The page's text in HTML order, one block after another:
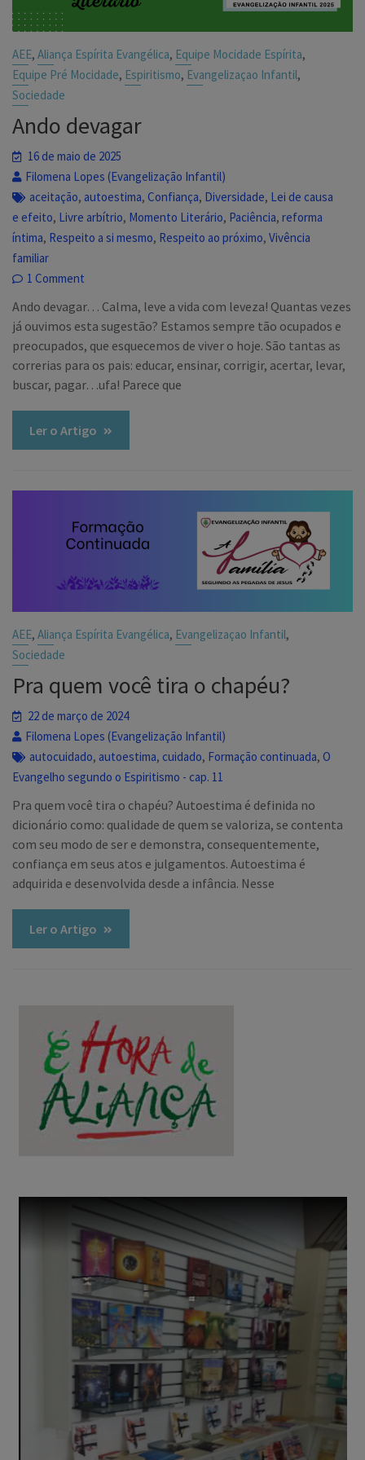
AEE,Aliança Espírita Evangélica, Equipe Mocidade Espírita,
Equipe Pré Mocidade, Espiritismo, Evangelizaçao Infantil,
Sociedade
Ando devagar
16 de maio de 2025
Filomena Lopes (Evangelização Infantil)
aceitação, autoestima,Confiança, Diversidade, Lei de causa
e efeito, Livre arbítrio, Momento Literário, Paciência,reforma
íntima, Respeito a si mesmo, Respeito ao próximo,Vivência
familiar
1 Comment
Ando devagar… Calma, leve a vida com leveza! Quantas vezes
já ouvimos esta sugestão? Estamos sempre tão ocupados e
preocupados, que esquecemos de viver o hoje. São tantas as
correrias para os pais: educar, ensinar, corrigir, acertar, levar,
buscar, pagar…ufa! Parece que
Ler o Artigo
AEE,Aliança Espírita Evangélica, Evangelizaçao Infantil,
Sociedade
Pra quem você tira o chapéu?
22 de março de 2024
Filomena Lopes (Evangelização Infantil)
autocuidado, autoestima, cuidado, Formação continuada,O
Evangelho segundo o Espiritismo - cap. 11
Pra quem você tira o chapéu? Autoestima é definida no
dicionário como: qualidade de quem se valoriza, se contenta
com seu modo de ser e demonstra, consequentemente,
confiança em seus atos e julgamentos. Autoestima é
adquirida e desenvolvida desde a infância. Nesse
Ler o Artigo